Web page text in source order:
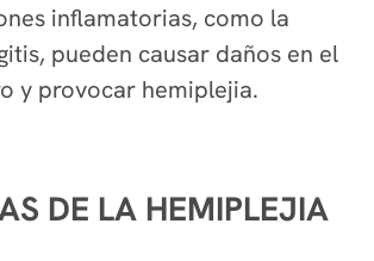
inflamatorias, como la
pueden causar daños en el
y provocar hemiplejia.
DE LA HEMIPLEJIA